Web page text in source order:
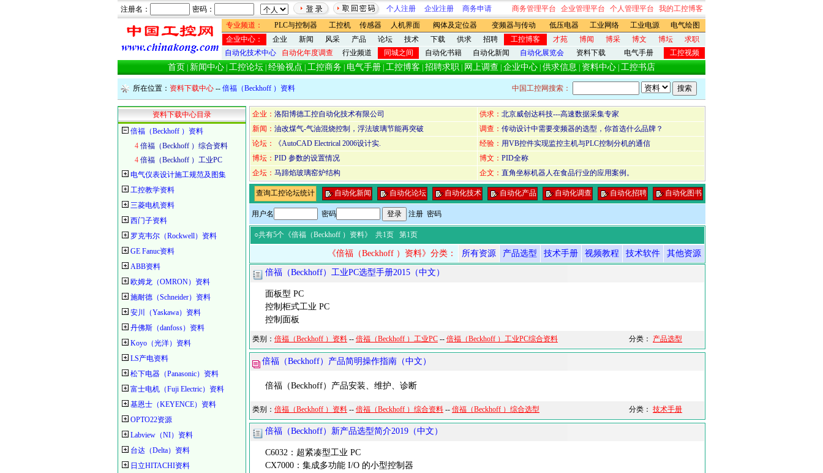
注册名： 密码： 个人注册 企业注册 商务申请 商务管理平台 企业管理平台 个人管理平台
我的工控博客
专业频道：
PLC与控制器 工控机 传感器 人机界面 阀体及定位器 变频器与传动 低压电器 工业网络 工业电源
电气绘图
企业中心：
企业 新闻 风采 产品 论坛 技术 下载 供求 招聘 工控博客 才苑 博闻 博采 博文 博坛
求职
自动化技术中心
自动化年度调查 行业频道 同城之间 自动化书籍 自动化新闻 自动化展览会 资料下载 电气手册 工控视频
首页 新闻中心 工控论坛 经验视点 工控商务 电气手册 工控博客 招聘求职 网上调查 企业中心 供求信息 资料中心 工控书店
所在位置： 资料下载中心 -- 倍福（Beckhoff ）资料 中国工控网搜索：
资料下载中心目录
倍福（Beckhoff ）资料
4 倍福（Beckhoff ）综合资料
4 倍福（Beckhoff ）工业PC
电气仪表设计施工规范及图集
工控教学资料
三菱电机资料
西门子资料
罗克韦尔（Rockwell）资料
GE Fanuc资料
ABB资料
欧姆龙（OMRON）资料
施耐德（Schneider）资料
安川（Yaskawa）资料
丹佛斯（danfoss）资料
Koyo（光洋）资料
LS产电资料
松下电器（Panasonic）资料
富士电机（Fuji Electric）资料
基恩士（KEYENCE）资料
OPTO22资源
Labview（NI）资料
台达（Delta）资料
日立HITACHI资料
企业： 洛阳博德工控自动化技术有限公司 供求： 北京威创达科技---高速数据采集专家
新闻： 油改煤气-气油混烧控制，浮法玻璃节能再突破 调查： 传动设计中需要变频器的选型，你首选什么品牌？
论坛：
《AutoCAD Electrical 2006设计实. 经验： 用VB控件实现监控主机与PLC控制分机的通信
博坛： PID 参数的设置情况 博文： PID全称
企坛： 马蹄焰玻璃窑炉结构 企文： 直角坐标机器人在食品行业的应用案例。
查询工控论坛统计 自动化新闻 自动化论坛 自动化技术 自动化产品 自动化调查 自动化招聘 自动化图书
用户名 密码 注册 密码
○共有5个《倍福（Beckhoff ）资料》 共1页 第1页
《倍福（Beckhoff ）资料》分类： 所有资源 产品选型 技术手册 视频教程 技术软件 其他资源
倍福（Beckhoff）工业PC选型手册2015（中文）
面板型 PC
控制柜式工业 PC
控制面板
类别： 倍福（Beckhoff ）资料 -- 倍福（Beckhoff ）工业PC -- 倍福（Beckhoff ）工业PC综合资料 分类： 产品选型
倍福（Beckhoff）产品简明操作指南（中文）
倍福（Beckhoff）产品安装、维护、诊断
类别： 倍福（Beckhoff ）资料 -- 倍福（Beckhoff ）综合资料 -- 倍福（Beckhoff ）综合选型 分类： 技术手册
倍福（Beckhoff）新产品选型简介2019（中文）
C6032：超紧凑型工业 PC
CX7000：集成多功能 I/O 的小型控制器